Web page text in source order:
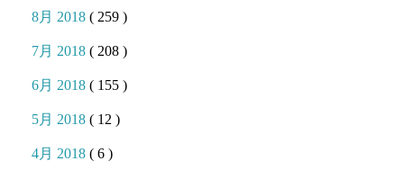
8月 2018( 259 )
7月 2018( 208 )
6月 2018( 155 )
5月 2018( 12 )
4月 2018( 6 )